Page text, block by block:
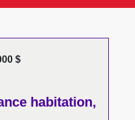
$
habitation,